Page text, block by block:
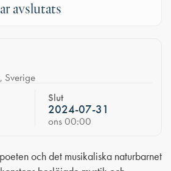
avslutats
Sverige
Slut
2024-07-31
ons 00:00
och det musikaliska naturbarnet